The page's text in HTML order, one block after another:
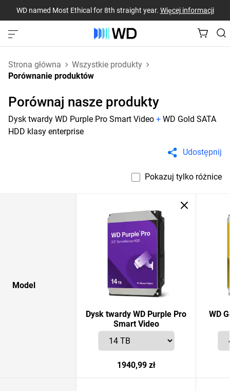
WD named Most Ethical for 8th straight year. Więcej informacji
Strona główna
Wszystkie produkty
Porównanie produktów
Porównaj nasze produkty
Dysk twardy WD Purple Pro Smart Video + WD Gold SATA
HDD klasy enterprise
Udostępnij
Pokazuj tylko różnice
Model
Dysk twardy WD Purple Pro
Smart Video
1940,99 zł
WD